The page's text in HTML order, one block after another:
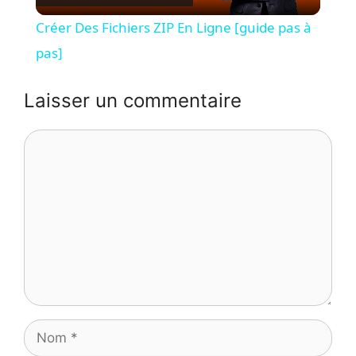
l
y
Créer Des Fichiers ZIP En Ligne [guide pas à
pas]
Laisser un commentaire
Commentaire
Nom